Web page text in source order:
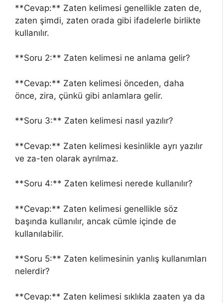
**Cevap:** Zaten kelimesi genellikle zaten de,
zaten şimdi, zaten orada gibi ifadelerle birlikte
kullanılır.
**Soru 2:** Zaten kelimesi ne anlama gelir?
**Cevap:** Zaten kelimesi önceden, daha
önce, zira, çünkü gibi anlamlara gelir.
**Soru 3:** Zaten kelimesi nasıl yazılır?
**Cevap:** Zaten kelimesi kesinlikle ayrı yazılır
ve za-ten olarak ayrılmaz.
**Soru 4:** Zaten kelimesi nerede kullanılır?
**Cevap:** Zaten kelimesi genellikle söz
başında kullanılır, ancak cümle içinde de
kullanılabilir.
**Soru 5:** Zaten kelimesinin yanlış kullanımları
nelerdir?
**Cevap:** Zaten kelimesi sıklıkla zaaten ya da